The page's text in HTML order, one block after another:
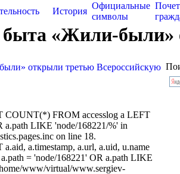
История
Официальные
символы
«Жили-
открыли третью Всероссийскую
COUNT(*) FROM accesslog a LEFT
a.path LIKE 'node/168221/%' in
on line 18.
a.timestamp, a.url, a.uid, u.name
= 'node/168221' OR a.path LIKE
www/virtual/www.sergiev-